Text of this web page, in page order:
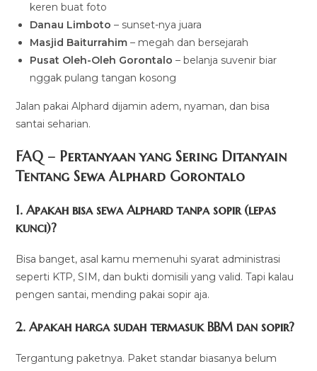
keren buat foto
Danau Limboto – sunset-nya juara
Masjid Baiturrahim – megah dan bersejarah
Pusat Oleh-Oleh Gorontalo – belanja suvenir biar
nggak pulang tangan kosong
Jalan pakai Alphard dijamin adem, nyaman, dan bisa
santai seharian.
FAQ – Pertanyaan yang Sering Ditanyain
Tentang Sewa Alphard Gorontalo
1. Apakah bisa sewa Alphard tanpa sopir (lepas
kunci)?
Bisa banget, asal kamu memenuhi syarat administrasi
seperti KTP, SIM, dan bukti domisili yang valid. Tapi kalau
pengen santai, mending pakai sopir aja.
2. Apakah harga sudah termasuk BBM dan sopir?
Tergantung paketnya. Paket standar biasanya belum